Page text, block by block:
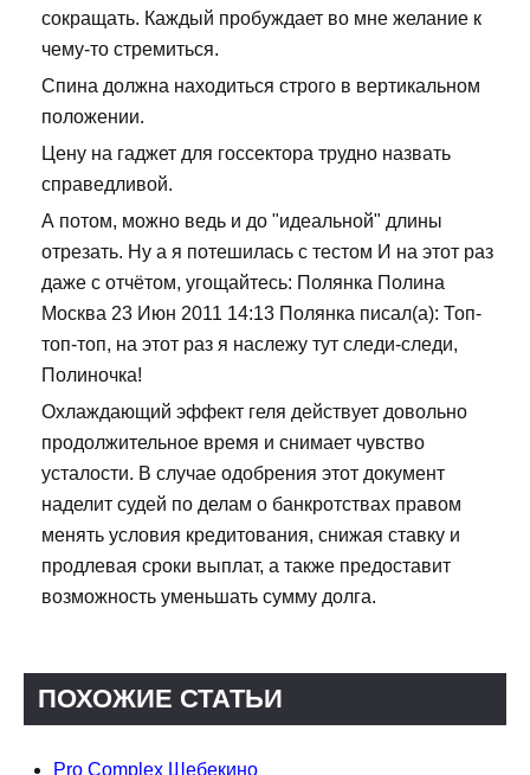
сокращать. Каждый пробуждает во мне желание к
чему-то стремиться.
Спина должна находиться строго в вертикальном
положении.
Цену на гаджет для госсектора трудно назвать
справедливой.
А потом, можно ведь и до "идеальной" длины
отрезать. Ну а я потешилась с тестом И на этот раз
даже с отчётом, угощайтесь: Полянка Полина
Москва 23 Июн 2011 14:13 Полянка писал(а): Топ-
топ-топ, на этот раз я наслежу тут следи-следи,
Полиночка!
Охлаждающий эффект геля действует довольно
продолжительное время и снимает чувство
усталости. В случае одобрения этот документ
наделит судей по делам о банкротствах правом
менять условия кредитования, снижая ставку и
продлевая сроки выплат, а также предоставит
возможность уменьшать сумму долга.
ПОХОЖИЕ СТАТЬИ
Pro Complex Шебекино